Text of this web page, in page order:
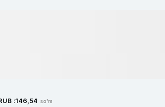
:146,54 so'm